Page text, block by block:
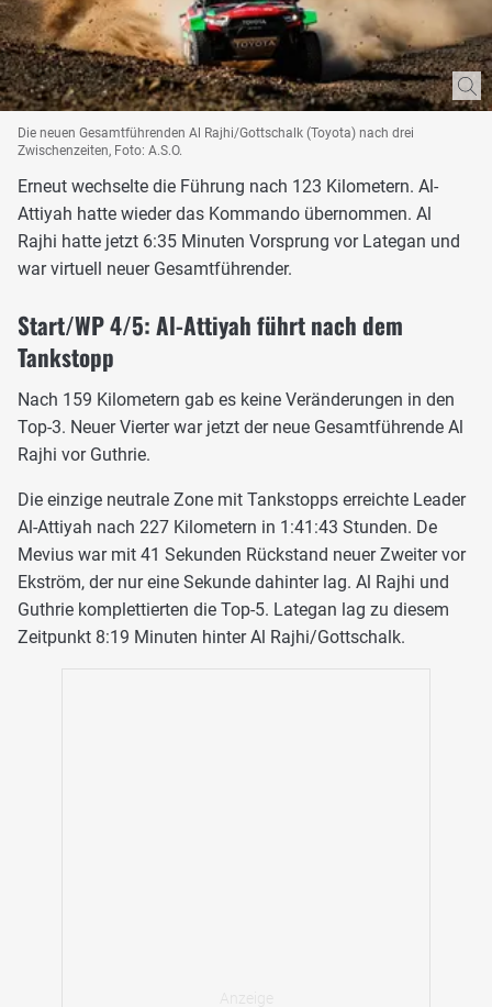
Die neuen Gesamtführenden Al Rajhi/Gottschalk (Toyota) nach drei
Zwischenzeiten, Foto: A.S.O.
Erneut wechselte die Führung nach 123 Kilometern. Al-
Attiyah hatte wieder das Kommando übernommen. Al
Rajhi hatte jetzt 6:35 Minuten Vorsprung vor Lategan und
war virtuell neuer Gesamtführender.
Start/WP 4/5: Al-Attiyah führt nach dem
Tankstopp
Nach 159 Kilometern gab es keine Veränderungen in den
Top-3. Neuer Vierter war jetzt der neue Gesamtführende Al
Rajhi vor Guthrie.
Die einzige neutrale Zone mit Tankstopps erreichte Leader
Al-Attiyah nach 227 Kilometern in 1:41:43 Stunden. De
Mevius war mit 41 Sekunden Rückstand neuer Zweiter vor
Ekström, der nur eine Sekunde dahinter lag. Al Rajhi und
Guthrie komplettierten die Top-5. Lategan lag zu diesem
Zeitpunkt 8:19 Minuten hinter Al Rajhi/Gottschalk.